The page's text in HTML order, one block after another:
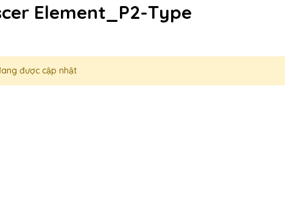
Element_P2-Type
được cập nhật